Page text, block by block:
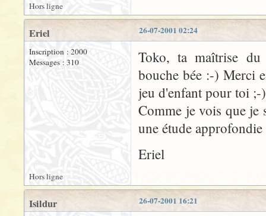
Hors ligne
26-07-2001 02:24
Eriel
Inscription : 2000
Messages : 310
Toko, ta maîtrise du
bouche bée :-) Merci
jeu d'enfant pour toi ;-)
Comme je vois que je
une étude
Eriel
Hors ligne
26-07-2001 16:21
Isildur